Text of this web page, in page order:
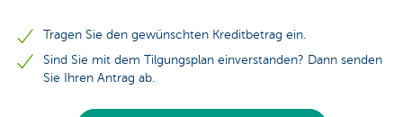
Tragen Sie den gewünschten Kreditbetrag ein.
Sind Sie mit dem Tilgungsplan einverstanden? Dann senden
Sie Ihren Antrag ab.